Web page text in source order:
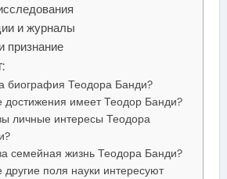
и журналы
признание
биография Теодора Банди?
достижения имеет Теодор Банди?
личные интересы Теодора
семейная жизнь Теодора Банди?
другие поля науки интересуют